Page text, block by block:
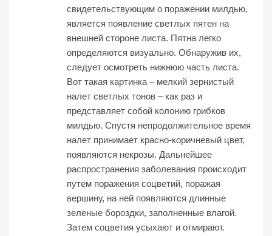
свидетельствующим о поражении милдью,
является появление светлых пятен на
внешней стороне листа. Пятна легко
определяются визуально. Обнаружив их,
следует осмотреть нижнюю часть листа.
Вот такая картинка – мелкий зернистый
налет светлых тонов – как раз и
представляет собой колонию грибков
милдью. Спустя непродолжительное время
налет принимает красно-коричневый цвет,
появляются некрозы. Дальнейшее
распространения заболевания происходит
путем поражения соцветий, поражая
вершину, на ней появляются длинные
зеленые бороздки, заполненные влагой.
Затем соцветия усыхают и отмирают.